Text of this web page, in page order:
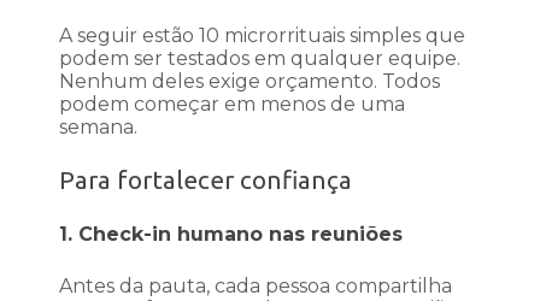
A seguir estão 10 microrrituais simples que
podem ser testados em qualquer equipe.
Nenhum deles exige orçamento. Todos
podem começar em menos de uma
semana.
Para fortalecer confiança
1. Check-in humano nas reuniões
Antes da pauta, cada pessoa compartilha